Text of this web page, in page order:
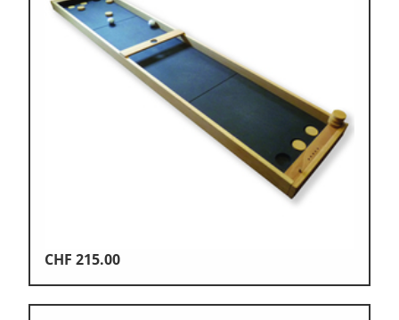
CHF 215.00